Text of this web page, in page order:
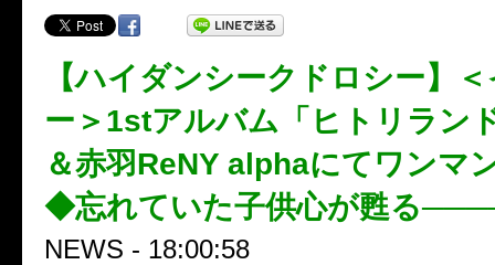
【ハイダンシークドロシー】
ー＞1stアルバム「ヒトリラン
＆赤羽ReNY alphaにてワンマ
◆忘れていた子供心が甦る
NEWS - 18:00:58